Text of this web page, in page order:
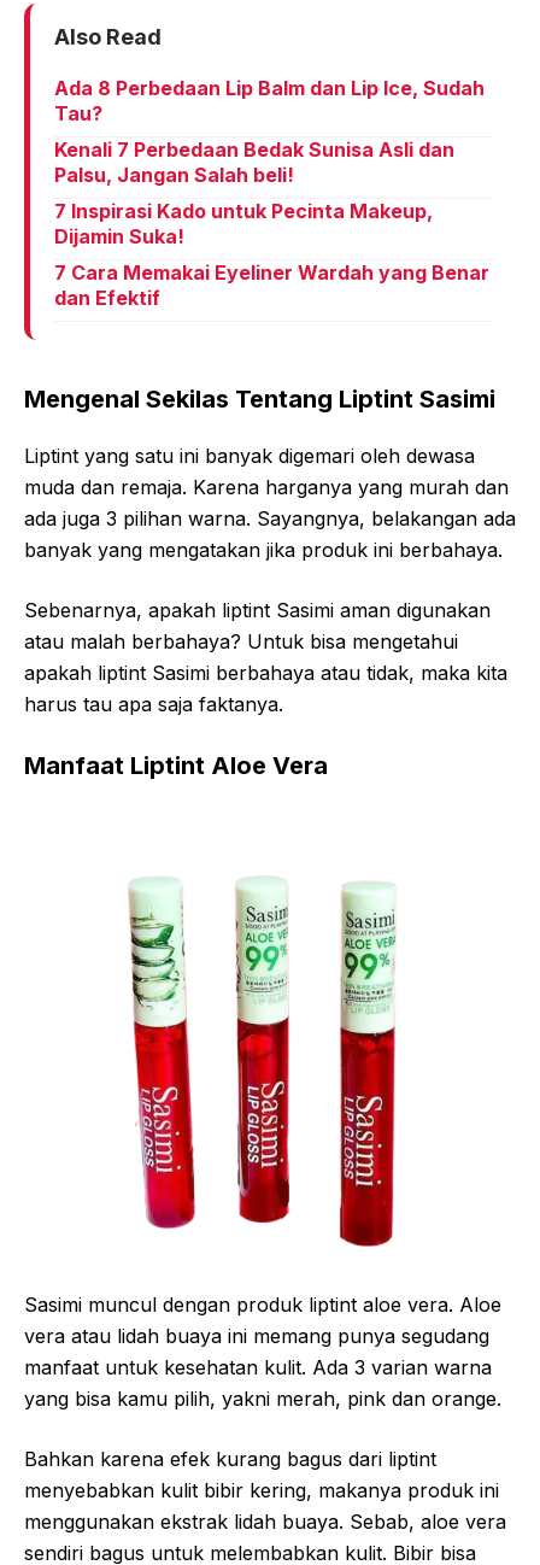
Also Read
Ada 8 Perbedaan Lip Balm dan Lip Ice, Sudah
Tau?
Kenali 7 Perbedaan Bedak Sunisa Asli dan
Palsu, Jangan Salah beli!
7 Inspirasi Kado untuk Pecinta Makeup,
Dijamin Suka!
7 Cara Memakai Eyeliner Wardah yang Benar
dan Efektif
Mengenal Sekilas Tentang Liptint Sasimi
Liptint yang satu ini banyak digemari oleh dewasa
muda dan remaja. Karena harganya yang murah dan
ada juga 3 pilihan warna. Sayangnya, belakangan ada
banyak yang mengatakan jika produk ini berbahaya.
Sebenarnya, apakah liptint Sasimi aman digunakan
atau malah berbahaya? Untuk bisa mengetahui
apakah liptint Sasimi berbahaya atau tidak, maka kita
harus tau apa saja faktanya.
Manfaat Liptint Aloe Vera
Sasimi muncul dengan produk liptint aloe vera. Aloe
vera atau lidah buaya ini memang punya segudang
manfaat untuk kesehatan kulit. Ada 3 varian warna
yang bisa kamu pilih, yakni merah, pink dan orange.
Bahkan karena efek kurang bagus dari liptint
menyebabkan kulit bibir kering, makanya produk ini
menggunakan ekstrak lidah buaya. Sebab, aloe vera
sendiri bagus untuk melembabkan kulit. Bibir bisa